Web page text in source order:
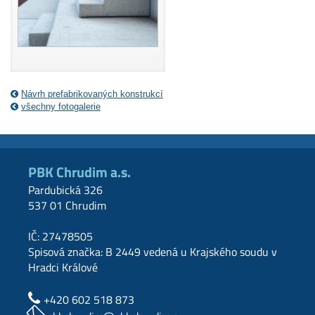
Návrh prefabrikovaných konstrukcí
všechny fotogalerie
PBK Chrudim a.s.
Pardubická 326
537 01 Chrudim
IČ: 27478505
Spisová značka: B 2449 vedená u Krajského soudu v
Hradci Králové
+420 602 518 873